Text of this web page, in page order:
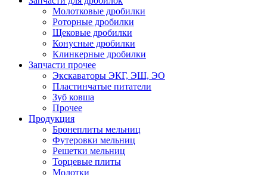
Молотковые дробилки
Роторные дробилки
Щековые дробилки
Конусные дробилки
Клинкерные дробилки
Запчасти прочее
Экскаваторы ЭКГ, ЭШ, ЭО
Пластинчатые питатели
Зуб ковша
Прочее
Продукция
Бронеплиты мельниц
Футеровки мельниц
Решетки мельниц
Торцевые плиты
Молотки